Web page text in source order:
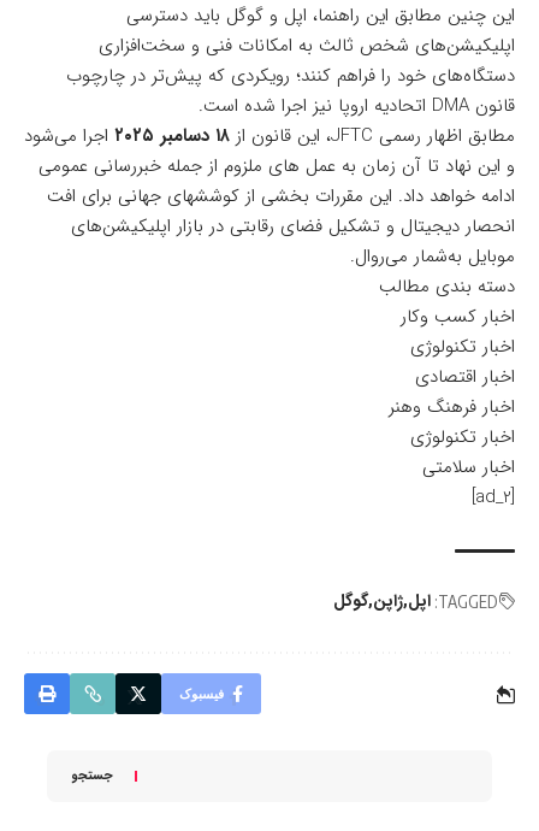
این چنین مطابق این راهنما، اپل و گوگل باید دسترسی
اپلیکیشن‌های شخص ثالث به امکانات فنی و سخت‌افزاری
دستگاه‌های خود را فراهم کنند؛ رویکردی که پیش‌تر در چارچوب
قانون DMA اتحادیه اروپا نیز اجرا شده است.
مطابق اظهار رسمی JFTC ، این قانون از ۱۸ دسامبر ۲۰۲۵
اجرا می‌شود
و این نهاد تا آن زمان به عمل های ملزوم از جمله خبر‌رسانی عمومی
ادامه خواهد داد. این مقررات بخشی از کوششهای جهانی برای افت
انحصار دیجیتال و تشکیل فضای رقابتی در بازار اپلیکیشن‌های
موبایل به‌شمار می‌روال.
دسته بندی مطالب
اخبار کسب وکار
اخبار تکنولوژی
اخبار اقتصادی
اخبار فرهنگ وهنر
اخبار تکنولوژی
اخبار سلامتی
[ad_2]
TAGGED: اپل ژاپن گوگل
فیسبوک
جستجو